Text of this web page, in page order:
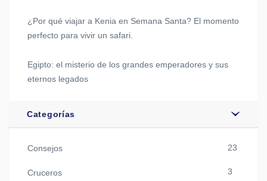
¿Por qué viajar a Kenia en Semana Santa? El momento
perfecto para vivir un safari.
Egipto: el misterio de los grandes emperadores y sus
eternos legados
Categorías
Consejos 23
Cruceros 3